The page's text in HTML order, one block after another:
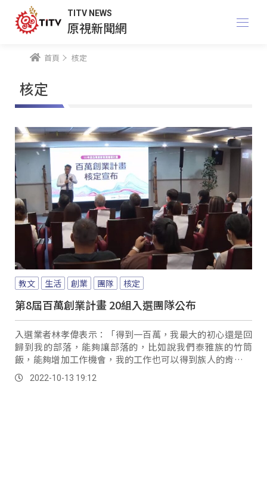
TITV NEWS
原視新聞網
首頁 核定
核定
教文 生活 創業 團隊 核定
第8屆百萬創業計畫 20組入選團隊公布
入選業者林孝偉表示：「得到一百萬，我最大的初心還是回
歸到我的部落，能夠讓部落的，比如說我們泰雅族的竹筒
飯，能夠增加工作機會，我的工作也可以得到族人的肯定，
那族人也可以增加生活品質，工作機會，然後又可以賺錢。
2022-10-13 19:12